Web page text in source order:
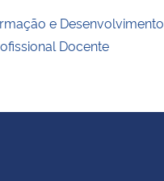
e Desenvolvimento
Docente